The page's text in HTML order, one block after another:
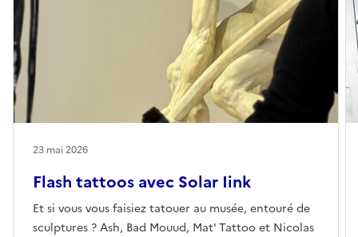
Flash tattoos avec Solar Iink
Et si vous vous faisiez tatouer au musée, entouré de
sculptures ? Ash, Bad Mouud, Mat' Tattoo et Nicolas
23 mai 2026